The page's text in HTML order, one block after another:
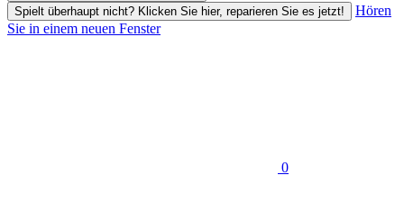
Spielt überhaupt nicht? Klicken Sie hier, reparieren Sie es jetzt!
Hören
Sie in einem neuen Fenster
0